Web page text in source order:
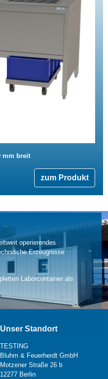
mm breit
zum Produkt
operierendes
Erzeugnisse
Laborcontainer als
Unser Standort
TESTING
Bluhm & Feuerherdt GmbH
Motzener Straße 26 b
12277 Berlin